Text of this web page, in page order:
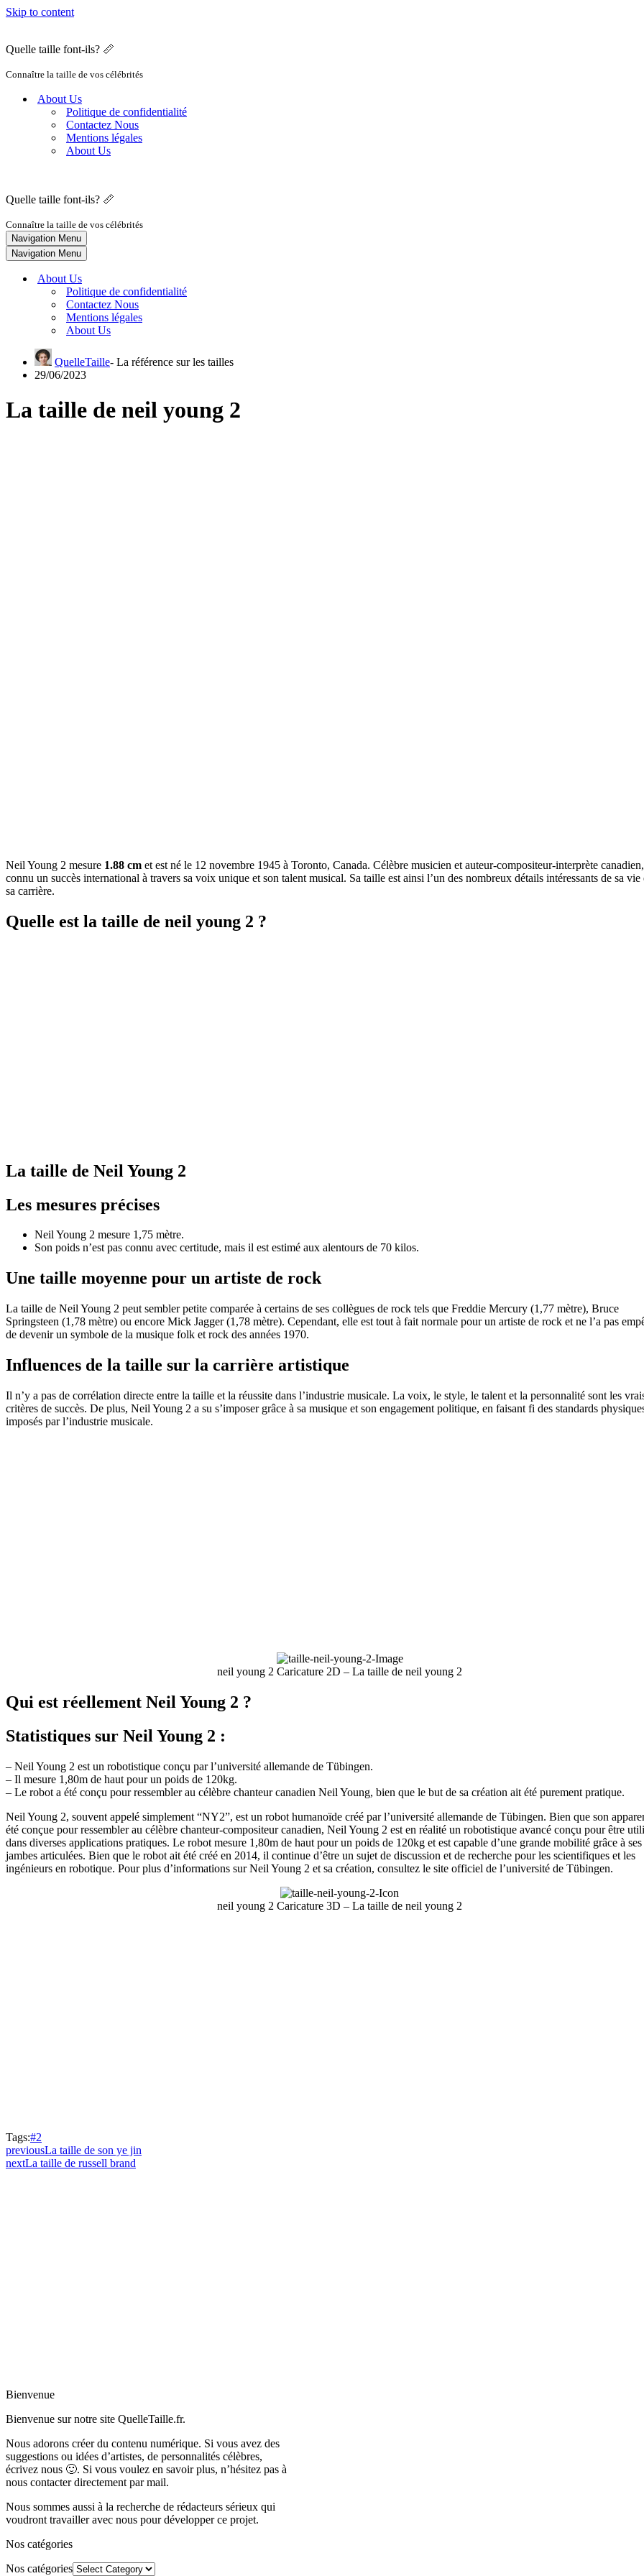
Skip to content
Quelle taille font-ils? 📏
Connaître la taille de vos célébrités
About Us
Politique de confidentialité
Contactez Nous
Mentions légales
About Us
Quelle taille font-ils? 📏
Connaître la taille de vos célébrités
Navigation Menu
Navigation Menu
About Us
Politique de confidentialité
Contactez Nous
Mentions légales
About Us
QuelleTaille
29/06/2023
La taille de neil young 2
Neil Young 2 mesure 1.88 cm et est né le 12 novembre 1945 à Toronto, Canada. Célèbre musicien et auteur-compositeur-interprète
connu un succès international à travers sa voix unique et son talent musical. Sa taille est ainsi l’un des nombreux détails intéressants de sa vie
sa carrière.
Quelle est la taille de neil young 2 ?
La taille de Neil Young 2
Les mesures précises
Neil Young 2 mesure 1,75 mètre.
Son poids n’est pas connu avec certitude, mais il est estimé aux alentours de 70 kilos.
Une taille moyenne pour un artiste de rock
La taille de Neil Young 2 peut sembler petite comparée à certains de ses collègues de rock tels que Freddie Mercury (1,77 mètre), Bruce
Springsteen (1,78 mètre) ou encore Mick Jagger (1,78 mètre). Cependant, elle est tout à fait normale pour un artiste de rock et ne l’a pas
de devenir un symbole de la musique folk et rock des années 1970.
Influences de la taille sur la carrière artistique
Il n’y a pas de corrélation directe entre la taille et la réussite dans l’industrie musicale. La voix, le style, le talent et la personnalité sont les
critères de succès. De plus, Neil Young 2 a su s’imposer grâce à sa musique et son engagement politique, en faisant fi des standards
imposés par l’industrie musicale.
neil young 2 Caricature 2D – La taille de neil young 2
Qui est réellement Neil Young 2 ?
Statistiques sur Neil Young 2 :
– Neil Young 2 est un robotistique conçu par l’université allemande de Tübingen.
– Il mesure 1,80m de haut pour un poids de 120kg.
– Le robot a été conçu pour ressembler au célèbre chanteur canadien Neil Young, bien que le but de sa création ait été purement pratique.
Neil Young 2, souvent appelé simplement “NY2”, est un robot humanoïde créé par l’université allemande de Tübingen. Bien que son
été conçue pour ressembler au célèbre chanteur-compositeur canadien, Neil Young 2 est en réalité un robotistique avancé conçu pour être
dans diverses applications pratiques. Le robot mesure 1,80m de haut pour un poids de 120kg et est capable d’une grande mobilité grâce à ses
jambes articulées. Bien que le robot ait été créé en 2014, il continue d’être un sujet de discussion et de recherche pour les scientifiques et les
ingénieurs en robotique. Pour plus d’informations sur Neil Young 2 et sa création, consultez le site officiel de l’université de Tübingen.
neil young 2 Caricature 3D – La taille de neil young 2
Tags:#2
previousLa taille de son ye jin
nextLa taille de russell brand
Bienvenue
Bienvenue sur notre site QuelleTaille.fr.
Nous adorons créer du contenu numérique. Si vous avez des
suggestions ou idées d’artistes, de personnalités célèbres,
écrivez nous 🙂. Si vous voulez en savoir plus, n’hésitez pas à
nous contacter directement par mail.
Nous sommes aussi à la recherche de rédacteurs sérieux qui
voudront travailler avec nous pour développer ce projet.
Nos catégories
Nos catégories